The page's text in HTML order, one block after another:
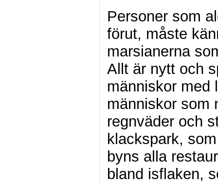
Personer som
förut, måste
marsianerna
Allt är nytt och
människor med
människor som
regnväder och
klackspark,
byns alla
bland isflaken,